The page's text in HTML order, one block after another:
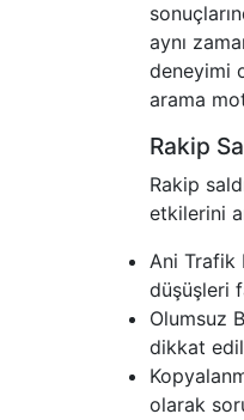
aynı
deneyimi
arama
Rakip
Rakip
etkilerini
Ani Trafik
düşüşleri
Olumsuz
dikkat
olarak